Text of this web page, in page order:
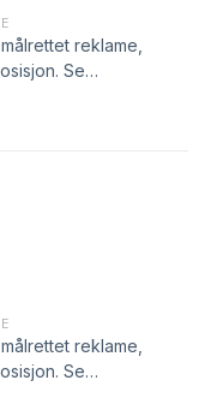
reklame,
Se
og dine valg om
reklame,
Se